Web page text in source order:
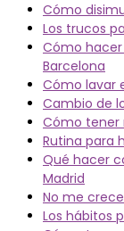
Cómo
Los trucos
Cómo
Barcelona
Cómo lavar
Cambio de
Cómo tener
Rutina para
Qué hacer
Madrid
No me
Los hábitos